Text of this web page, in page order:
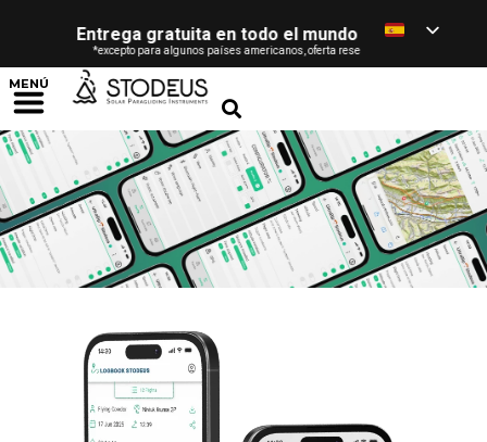
Entrega gratuita en todo el mundo- desde 120 € / £ /
*excepto para algunos países americanos, oferta reservada a los particulares (ver
MENÚ